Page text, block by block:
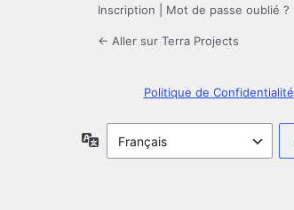
Inscription Mot de passe oublié ?
← Aller sur Terra Projects
Politique de Confidentialité
Langue